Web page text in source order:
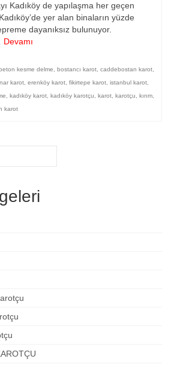
Kadıköy de yapılaşma her geçen
yer alan binaların yüzde
dayanıksız bulunuyor.
Devamı
kesme delme bostancı karot caddebostan karot
karot erenköy karot fikirtepe karot istanbul karot
kadıköy karot kadıköy karotçu karot karotçu kırım
karot